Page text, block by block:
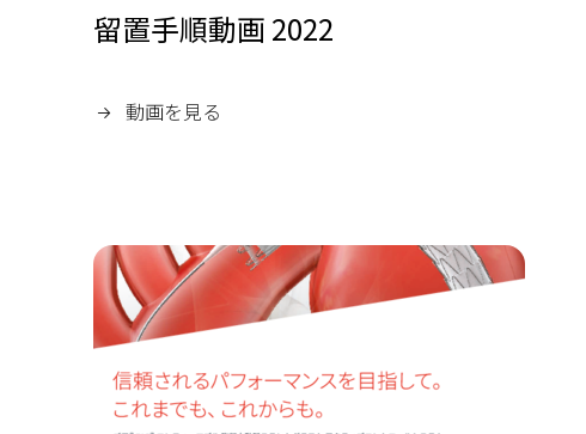
留置手順動画 2022
動画を見る